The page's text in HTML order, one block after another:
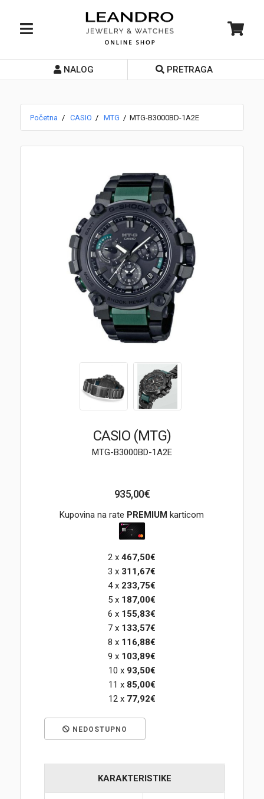
Početna
Prodavnice
POKLON VAUČER
NALOG PRETRAGA
Početna CASIO MTG MTG-B3000BD-1A2E
CASIO (MTG)
MTG-B3000BD-1A2E
935,00€
Kupovina na rate PREMIUM karticom
2 x467,50€
3 x 311,67€
4 x 233,75€
5 x 187,00€
6 x 155,83€
7 x 133,57€
8 x 116,88€
9 x 103,89€
10 x 93,50€
11 x 85,00€
12 x 77,92€
NEDOSTUPNO
KARAKTERISTIKE